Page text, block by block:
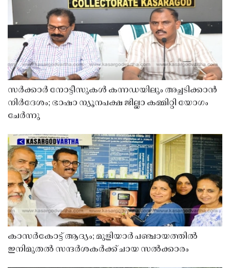
സർക്കാർ നോട്ടീസുകൾ കന്നഡയിലും അച്ചടിക്കാൻ
നിർദേശം; ഭാഷാ ന്യൂനപക്ഷ ജില്ലാ കമ്മിറ്റി യോഗം
ചേർന്നു
കാസർകോട്ട് ആദ്യം; മുളിയാർ പഞ്ചായത്തിൽ
ഇനിമുതൽ സന്ദർശകർക്ക് ചായ സൽക്കാരം